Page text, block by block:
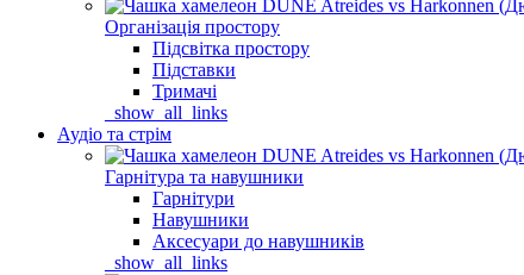
Організація простору
Підсвітка простору
Підставки
Тримачі
_show_all_links
Аудіо та стрім
Гарнітура та навушники
Гарнітури
Навушники
Аксесуари до навушників
_show_all_links